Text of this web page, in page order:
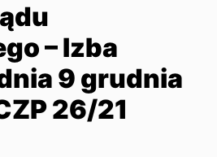
– Izba
9 grudnia
26/21